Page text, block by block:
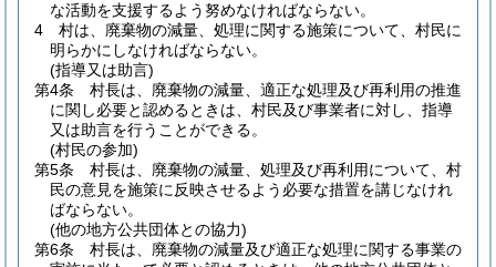
な活動を支援するよう努めなければならない。
4
村は、廃棄物の減量、処理に関する施策について、村民に
明らかにしなければならない。
(指導又は助言)
第4条
村長は、廃棄物の減量、適正な処理及び再利用の推進
に関し必要と認めるときは、村民及び事業者に対し、指導
又は助言を行うことができる。
(村民の参加)
第5条
村長は、廃棄物の減量、処理及び再利用について、村
民の意見を施策に反映させるよう必要な措置を講じなけれ
ばならない。
(他の地方公共団体との協力)
第6条
村長は、廃棄物の減量及び適正な処理に関する事業の